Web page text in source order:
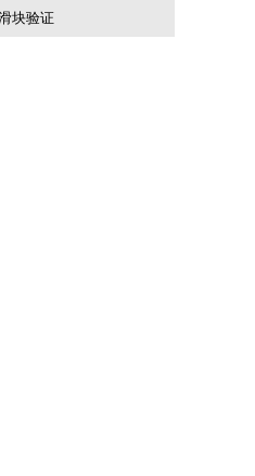
块验证